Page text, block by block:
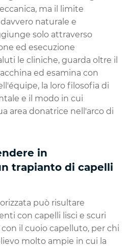
ma il limite
naturale e
solo attraverso
ed esecuzione
le cliniche, guarda oltre il
ed esamina con
la loro filosofia di
e il modo in cui
area donatrice nell'arco di
in
trapianto di capelli
può risultare
con capelli lisci e scuri
il cuoio capelluto, per chi
molto ampie in cui la